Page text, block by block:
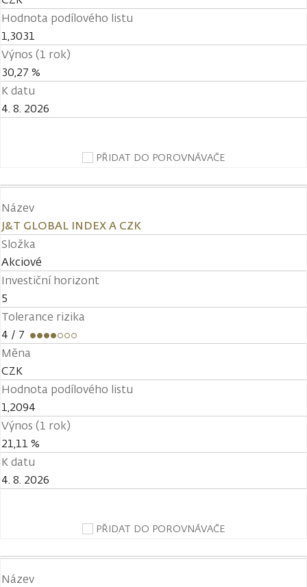
Hodnota podílového listu
1,3031
Výnos (1 rok)
30,27 %
K datu
4. 8. 2026
PŘIDAT DO POROVNÁVAČE
Název
J&T GLOBAL INDEX A CZK
Složka
Akciové
Investiční horizont
5
Tolerance rizika
4 / 7
Měna
CZK
Hodnota podílového listu
1,2094
Výnos (1 rok)
21,11 %
K datu
4. 8. 2026
PŘIDAT DO POROVNÁVAČE
Název